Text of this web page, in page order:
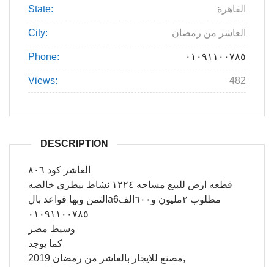
State: القاهرة
City: العاشر من رمضان
Phone: ٠١٠٩١١٠٠٧٨٥
Views: 482
DESCRIPTION
العاشر كود ٨٠٦
قطعه ارض للبيع مساحه ١٢٢٤ نشاط بيطرى خالصه
التمن وبها قواعد بالa6مطلوب ٢مليون و٦٠٠الف
٠١٠٩١١٠٠٧٨٥
وسيط مصر
كما يوجد
مصنع للايجار بالعاشر من رمضان 2019,